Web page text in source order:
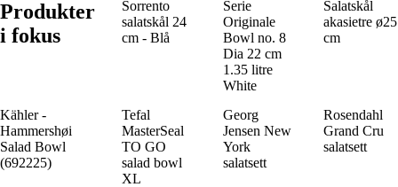
Produkter
i fokus
Sorrento
salatskål 24
cm - Blå
Serie
Originale
Bowl no. 8
Dia 22 cm
1.35 litre
White
Salatskål
akasietre ø25
cm
Kähler -
Hammershøi
Salad Bowl
(692225)
Tefal
MasterSeal
TO GO
salad bowl
XL
Georg
Jensen New
York
salatsett
Rosendahl
Grand Cru
salatsett